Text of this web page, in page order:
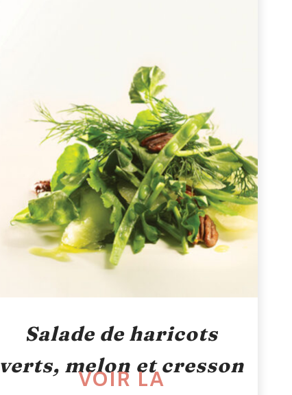
Salade de haricots
verts, melon et cresson
VOIR LA